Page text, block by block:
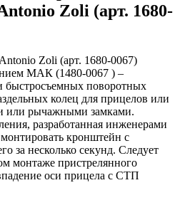
Zoli (арт. 1680-
Zoli (арт. 1680-0067)
МАК (1480-0067 ) –
быстросъемных поворотных
колец для прицелов или
или рычажными замками.
разработанная инженерами
кронштейн с
за несколько секунд. Следует
монтаже пристрелянного
оси прицела с СТП